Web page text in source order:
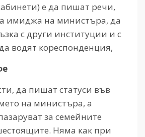
е да пишат речи,
имиджа на министъра, да
с други институции и с
водят кореспонденция,
да пишат статуси във
на министъра, а
за семейните
Няма как при